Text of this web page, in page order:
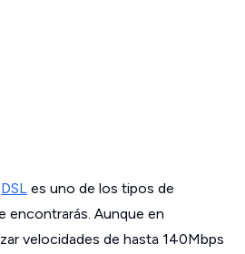
DSL es uno de los tipos de
encontrarás. Aunque en
velocidades de hasta 140Mbps